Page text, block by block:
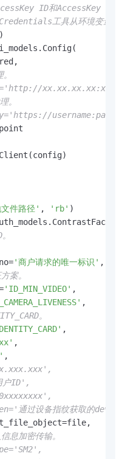
ID和AccessKey
Credentials工具从环境变
。
件路径' , 'rb' )
'商户请求的唯一标识' ,
案。
'ID_MIN_VIDEO' ,
,
。
,
,
,
户ID',
通过设备指纹获取的
息加密传输。